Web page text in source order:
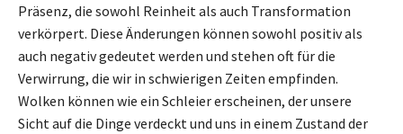
Präsenz, die sowohl Reinheit als auch Transformation
verkörpert. Diese Änderungen können sowohl positiv als
auch negativ gedeutet werden und stehen oft für die
Verwirrung, die wir in schwierigen Zeiten empfinden.
Wolken können wie ein Schleier erscheinen, der unsere
Sicht auf die Dinge verdeckt und uns in einem Zustand der